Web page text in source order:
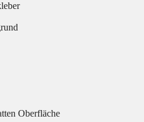
Oberfläche